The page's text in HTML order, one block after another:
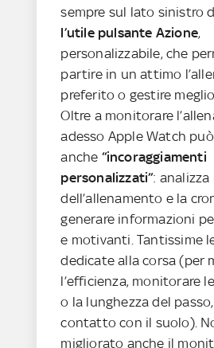
sempre sul lato sinistro
l’utile pulsante Azione,
personalizzabile, che
partire in un attimo
preferito o gestire
Oltre a monitorare
adesso Apple Watch
anche “incoraggiamenti
personalizzati”:
dell’allenamento e la
generare informazioni
e motivanti. Tantissime
dedicate alla corsa (per
l’efficienza, monitorare
o la lunghezza del
contatto con il suolo).
migliorato anche il